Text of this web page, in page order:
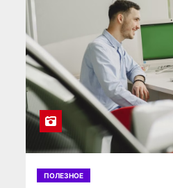
ПОЛЕЗНОЕ